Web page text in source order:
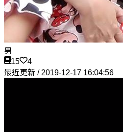
男
15
4
最近更新 / 2019-12-17 16:04:56